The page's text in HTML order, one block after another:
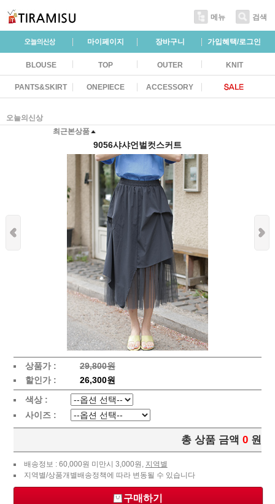
메뉴 검색
마이페이지 장바구니 가입혜택/로그인
BLOUSE TOP OUTER KNIT
PANTS&SKIRT ONEPIECE ACCESSORY
오늘의신상
최근본상품
9056샤샤언벌컷스커트
상품가 :
29,800원
할인가 :
26,300원
색상 :
사이즈 :
총 상품 금액 0 원
배송정보 : 60,000원 미만시 3,000원, 지역별
지역별/상품개별배송정책에 따라 변동될 수 있습니다
구매하기